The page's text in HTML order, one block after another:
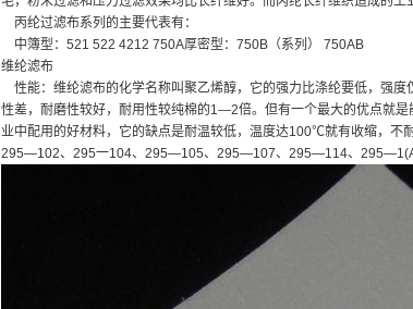
丙纶过滤布系列的主要代表有：
中簿型：521 522 4212 750A厚密型：750B（系列） 750AB
维纶滤布
性能：维纶滤布的化学名称叫聚乙烯醇，它的强力比涤纶要低，强
性差，耐磨性较好，耐用性较纯棉的1—2倍。但有一个最大的优点就
业中配用的好材料，它的缺点是耐温较低，温度达100℃就有收缩，不
295—102、295一104、295—105、295—107、295—114、